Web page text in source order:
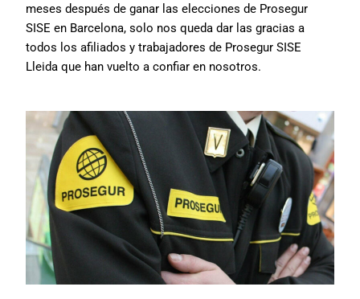
meses después de ganar las elecciones de Prosegur
SISE en Barcelona, solo nos queda dar las gracias a
todos los afiliados y trabajadores de Prosegur SISE
Lleida que han vuelto a confiar en nosotros.